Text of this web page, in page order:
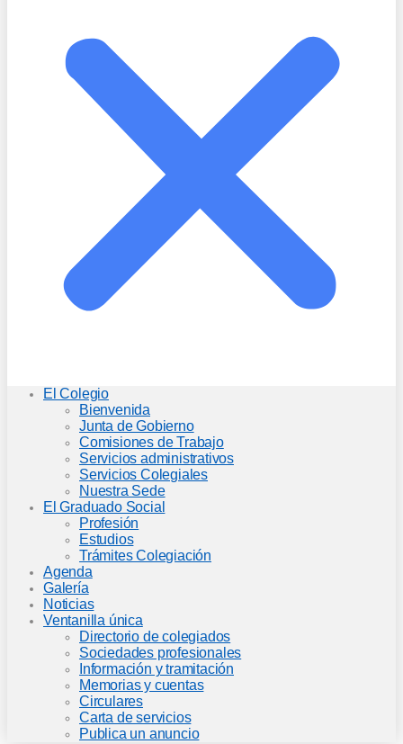
El Colegio
Bienvenida
Junta de Gobierno
Comisiones de Trabajo
Servicios administrativos
Servicios Colegiales
Nuestra Sede
El Graduado Social
Profesión
Estudios
Trámites Colegiación
Agenda
Galería
Noticias
Ventanilla única
Directorio de colegiados
Sociedades profesionales
Información y tramitación
Memorias y cuentas
Circulares
Carta de servicios
Publica un anuncio